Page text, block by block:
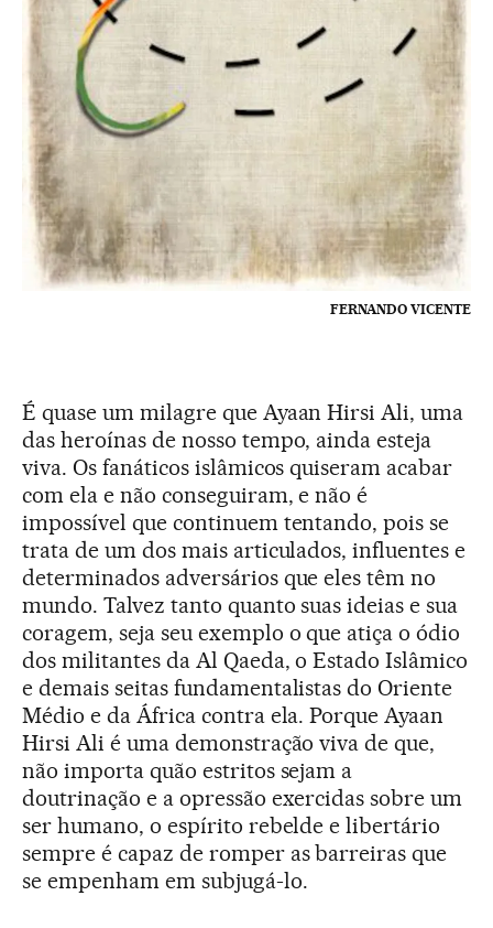
FERNANDO VICENTE
É quase um milagre que Ayaan Hirsi Ali, uma
das heroínas de nosso tempo, ainda esteja
viva. Os fanáticos islâmicos quiseram acabar
com ela e não conseguiram, e não é
impossível que continuem tentando, pois se
trata de um dos mais articulados, influentes e
determinados adversários que eles têm no
mundo. Talvez tanto quanto suas ideias e sua
coragem, seja seu exemplo o que atiça o ódio
dos militantes da Al Qaeda, o Estado Islâmico
e demais seitas fundamentalistas do Oriente
Médio e da África contra ela. Porque Ayaan
Hirsi Ali é uma demonstração viva de que,
não importa quão estritos sejam a
doutrinação e a opressão exercidas sobre um
ser humano, o espírito rebelde e libertário
sempre é capaz de romper as barreiras que
se empenham em subjugá-lo.